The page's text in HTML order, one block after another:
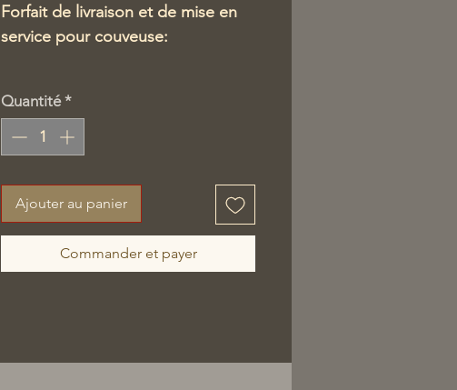
Forfait de livraison et de mise en
service pour couveuse:
mise en fonction.
Comprend une démonstration
et réglages.
Quantité *
Ajouter au panier
Commander et payer